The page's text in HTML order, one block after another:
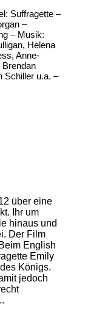
Suffragette –
–
– Musik:
Helena
Anne-
Brendan
Schiller u.a. –
über eine
Ihr um
hinaus und
Der Film
English
Emily
Königs.
jedoch